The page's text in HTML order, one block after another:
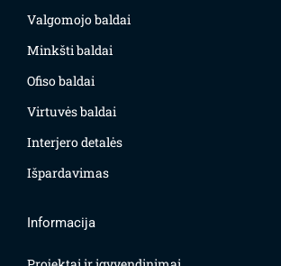
Valgomojo baldai
Minkšti baldai
Ofiso baldai
Virtuvės baldai
Interjero detalės
Išpardavimas
Informacija